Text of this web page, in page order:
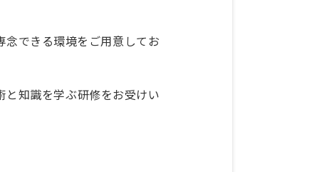
できる環境をご用意してお
知識を学ぶ研修をお受けい